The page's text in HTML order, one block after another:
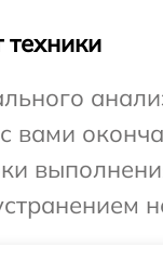
техники
вами